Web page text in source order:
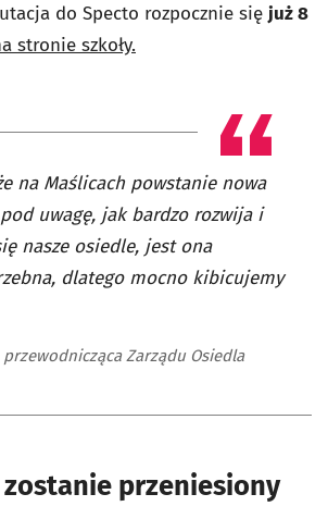
do Specto rozpocznie się już 8
stronie szkoły.
na Maślicach powstanie nowa
uwagę, jak bardzo rozwija i
nasze osiedle, jest ona
dlatego mocno kibicujemy
przewodnicząca Zarządu Osiedla
zostanie przeniesiony